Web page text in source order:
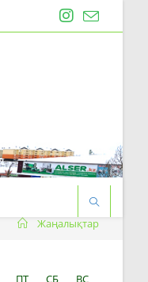
Жаңалықтар
ПТ СБ ВС